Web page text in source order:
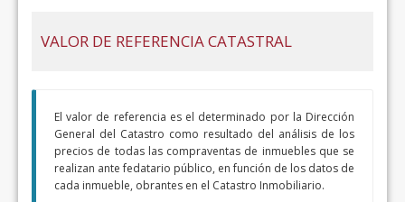
VALOR DE REFERENCIA CATASTRAL
El valor de referencia es el determinado por la Dirección
General del Catastro como resultado del análisis de los
precios de todas las compraventas de inmuebles que se
realizan ante fedatario público, en función de los datos de
cada inmueble, obrantes en el Catastro Inmobiliario.